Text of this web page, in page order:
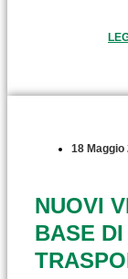
18 Maggio
NUOVI
BASE